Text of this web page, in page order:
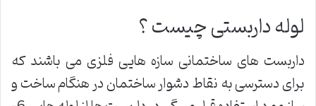
لوله داربستی چیست ؟
داربست های ساختمانی سازه هایی فلزی می باشند که
برای دسترسی به نقاط دشوار ساختمان در هنگام ساخت و